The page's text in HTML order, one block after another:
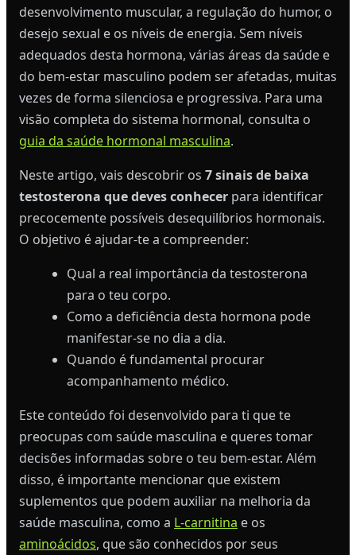
desenvolvimento muscular, a regulação do humor, o
desejo sexual e os níveis de energia. Sem níveis
adequados desta hormona, várias áreas da saúde e
do bem-estar masculino podem ser afetadas, muitas
vezes de forma silenciosa e progressiva. Para uma
visão completa do sistema hormonal, consulta o
guia da saúde hormonal masculina.
Neste artigo, vais descobrir os 7 sinais de baixa
testosterona que deves conhecer para identificar
precocemente possíveis desequilíbrios hormonais.
O objetivo é ajudar-te a compreender:
Qual a real importância da testosterona
para o teu corpo.
Como a deficiência desta hormona pode
manifestar-se no dia a dia.
Quando é fundamental procurar
acompanhamento médico.
Este conteúdo foi desenvolvido para ti que te
preocupas com saúde masculina e queres tomar
decisões informadas sobre o teu bem-estar. Além
disso, é importante mencionar que existem
suplementos que podem auxiliar na melhoria da
saúde masculina, como a L-carnitina e os
aminoácidos, que são conhecidos por seus